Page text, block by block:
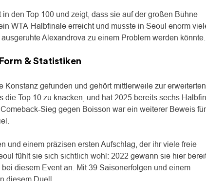
den Top 100 und zeigt, dass sie auf der großen Bühne
WTA-Halbfinale erreicht und musste in Seoul enorm
Alexandrova zu einem Problem werden könnte.
& Statistiken
gefunden und gehört mittlerweile zur erweiterten
die Top 10 zu knacken, und hat 2025 bereits sechs
Sieg gegen Boisson war ein weiterer Beweis
und einem präzisen ersten Aufschlag, der ihr viele freie
fühlt sie sich sichtlich wohl: 2022 gewann sie hier
diesem Event an. Mit 39 Saisonerfolgen und einem
diesem Duell.